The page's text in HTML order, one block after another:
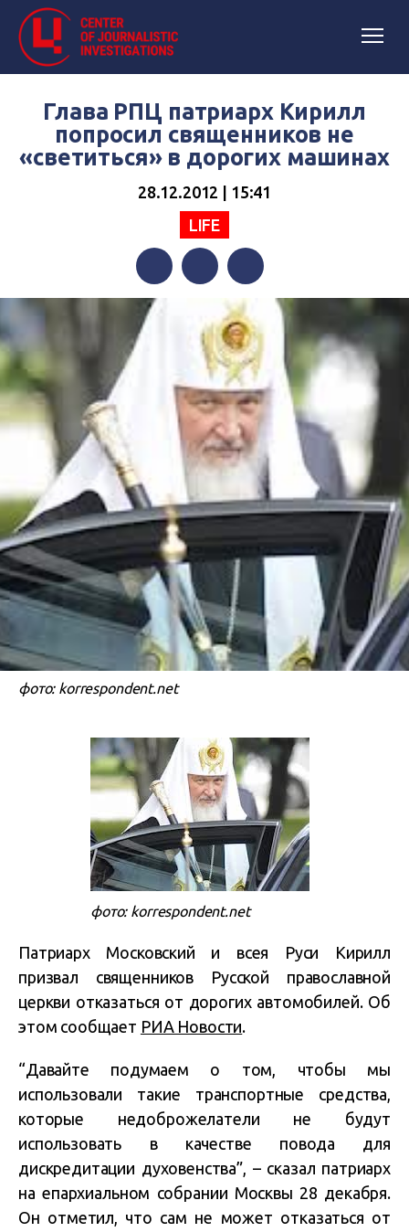
Глава РПЦ патриарх Кирилл
попросил священников не
«светиться» в дорогих машинах
28.12.2012 | 15:41
LIFE
FacebookTwitterTelegram
фото: korrespondent.net
фото: korrespondent.net
Патриарх Московский и всея Руси Кирилл
призвал священников Русской православной
церкви отказаться от дорогих автомобилей. Об
этом сообщает РИА Новости.
“Давайте подумаем о том, чтобы мы
использовали такие транспортные средства,
которые недоброжелатели не будут
использовать в качестве повода для
дискредитации духовенства”, – сказал патриарх
на епархиальном собрании Москвы 28 декабря.
Он отметил, что сам не может отказаться от